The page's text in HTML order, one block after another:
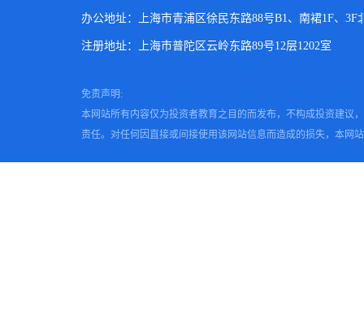
办公地址：上海市青浦区徐民东路88号B1、南裙1F、3F
注册地址：上海市普陀区云岭东路89号12层1202室
免责声明:
本网站所有内容仅为投资者教育之目的而发布，不构成投资建议
责任。对任何因直接或间接使用该网站信息而造成的损失，本网